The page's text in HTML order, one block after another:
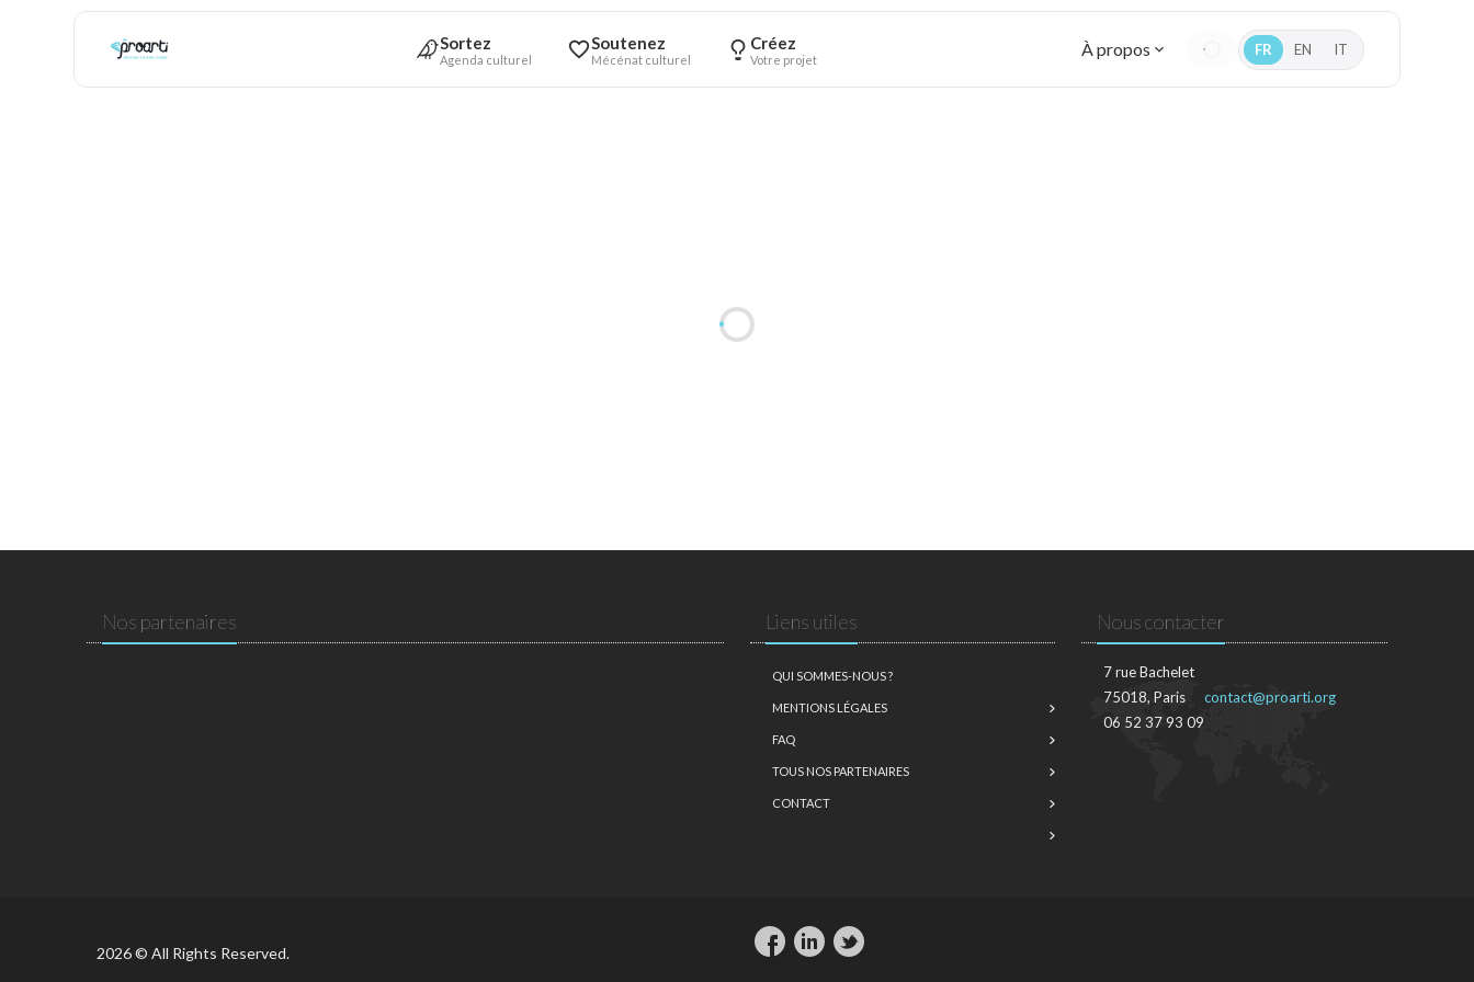
Sortez
Agenda culturel
Soutenez
Mécénat culturel
Créez
Votre projet À propos FR EN IT
Nos partenaires Liens utiles
QUI SOMMES-NOUS ?
MENTIONS LÉGALES
FAQ
TOUS NOS PARTENAIRES
CONTACT
Nous contacter
7 rue Bachelet
75018, Paris
06 52 37 93 09
contact@proarti.org
2026 © All Rights Reserved.